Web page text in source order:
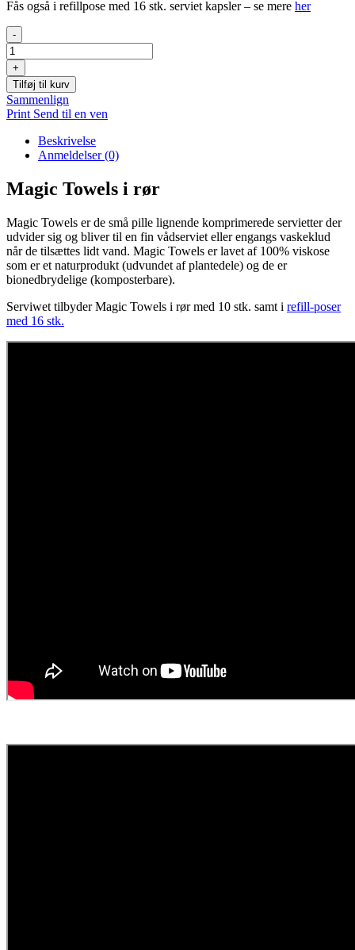
Fås også i refillpose med 16 stk. serviet kapsler – se mere her
Magic
Towels
i
rør
antal
-
+
Tilføj til kurv
Sammenlign
Print Send til en ven
Beskrivelse
Anmeldelser (0)
Magic Towels i rør
Magic Towels er de små pille lignende komprimerede servietter der
udvider sig og bliver til en fin vådserviet eller engangs vaskeklud
når de tilsættes lidt vand. Magic Towels er lavet af 100% viskose
som er et naturprodukt (udvundet af plantedele) og de er
bionedbrydelige (komposterbare).
Serviwet tilbyder Magic Towels i rør med 10 stk. samt i refill-poser
med 16 stk.